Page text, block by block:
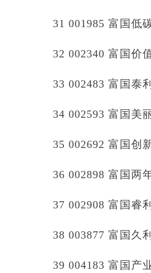
31 001985 富国低
32 002340 富国价
33 002483 富国泰
34 002593 富国美
35 002692 富国创
36 002898 富国两
37 002908 富国睿
38 003877 富国久
39 004183 富国产